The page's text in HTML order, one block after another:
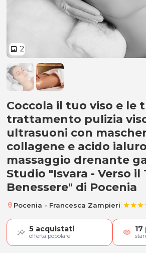
image 2
Pulizia viso a
Coccola il tuo viso e le
trattamento pulizia
ultrasuoni con
collagene e acido
massaggio drenante
Studio "Isvara - Verso il
Benessere" di Pocenia
location_on Pocenia - Francesca Zampieri starstarstar
5 acquistati
offerta popolare visibility 17